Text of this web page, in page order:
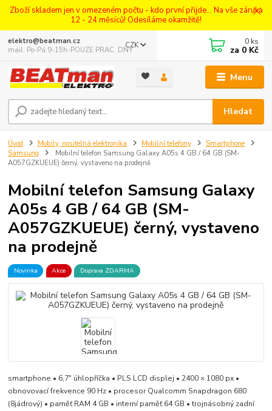
Zboží skladem jen v omezeném počtu - kdo první přijde... Na vše záruka
12 - 24 měsíců! Odesíláme okamžitě!
Menu
CZK
Hledat
elektro@beatman.cz
mail: Po-Pá:9-15h-POUZE PRAC. DNY
0 ks
za 0 Kč
Úvod Mobily, nositelná elektronika Mobilní telefony
Smartphone
Samsung
Mobilní telefon Samsung Galaxy A05s 4 GB / 64 GB (SM-
A057GZKUEUE) černý, vystaveno na prodejně
Mobilní telefon Samsung Galaxy
A05s 4 GB / 64 GB (SM-
A057GZKUEUE) černý, vystaveno
na prodejně
Novinka Akce Doprava ZDARMA
smartphone • 6,7" úhlopříčka • PLS LCD displej • 2400 × 1080 px •
obnovovací frekvence 90 Hz • procesor Qualcomm Snapdragon 680
(8jádrový) • paměť RAM 4 GB • interní paměť 64 GB • trojnásobný zadní